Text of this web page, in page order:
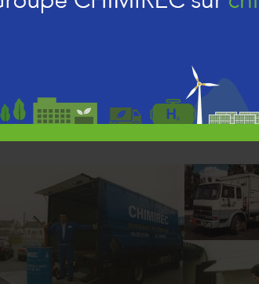
du Groupe CHIMIREC à travers les âges
!
et espérons vous voir nombreux pour passer un